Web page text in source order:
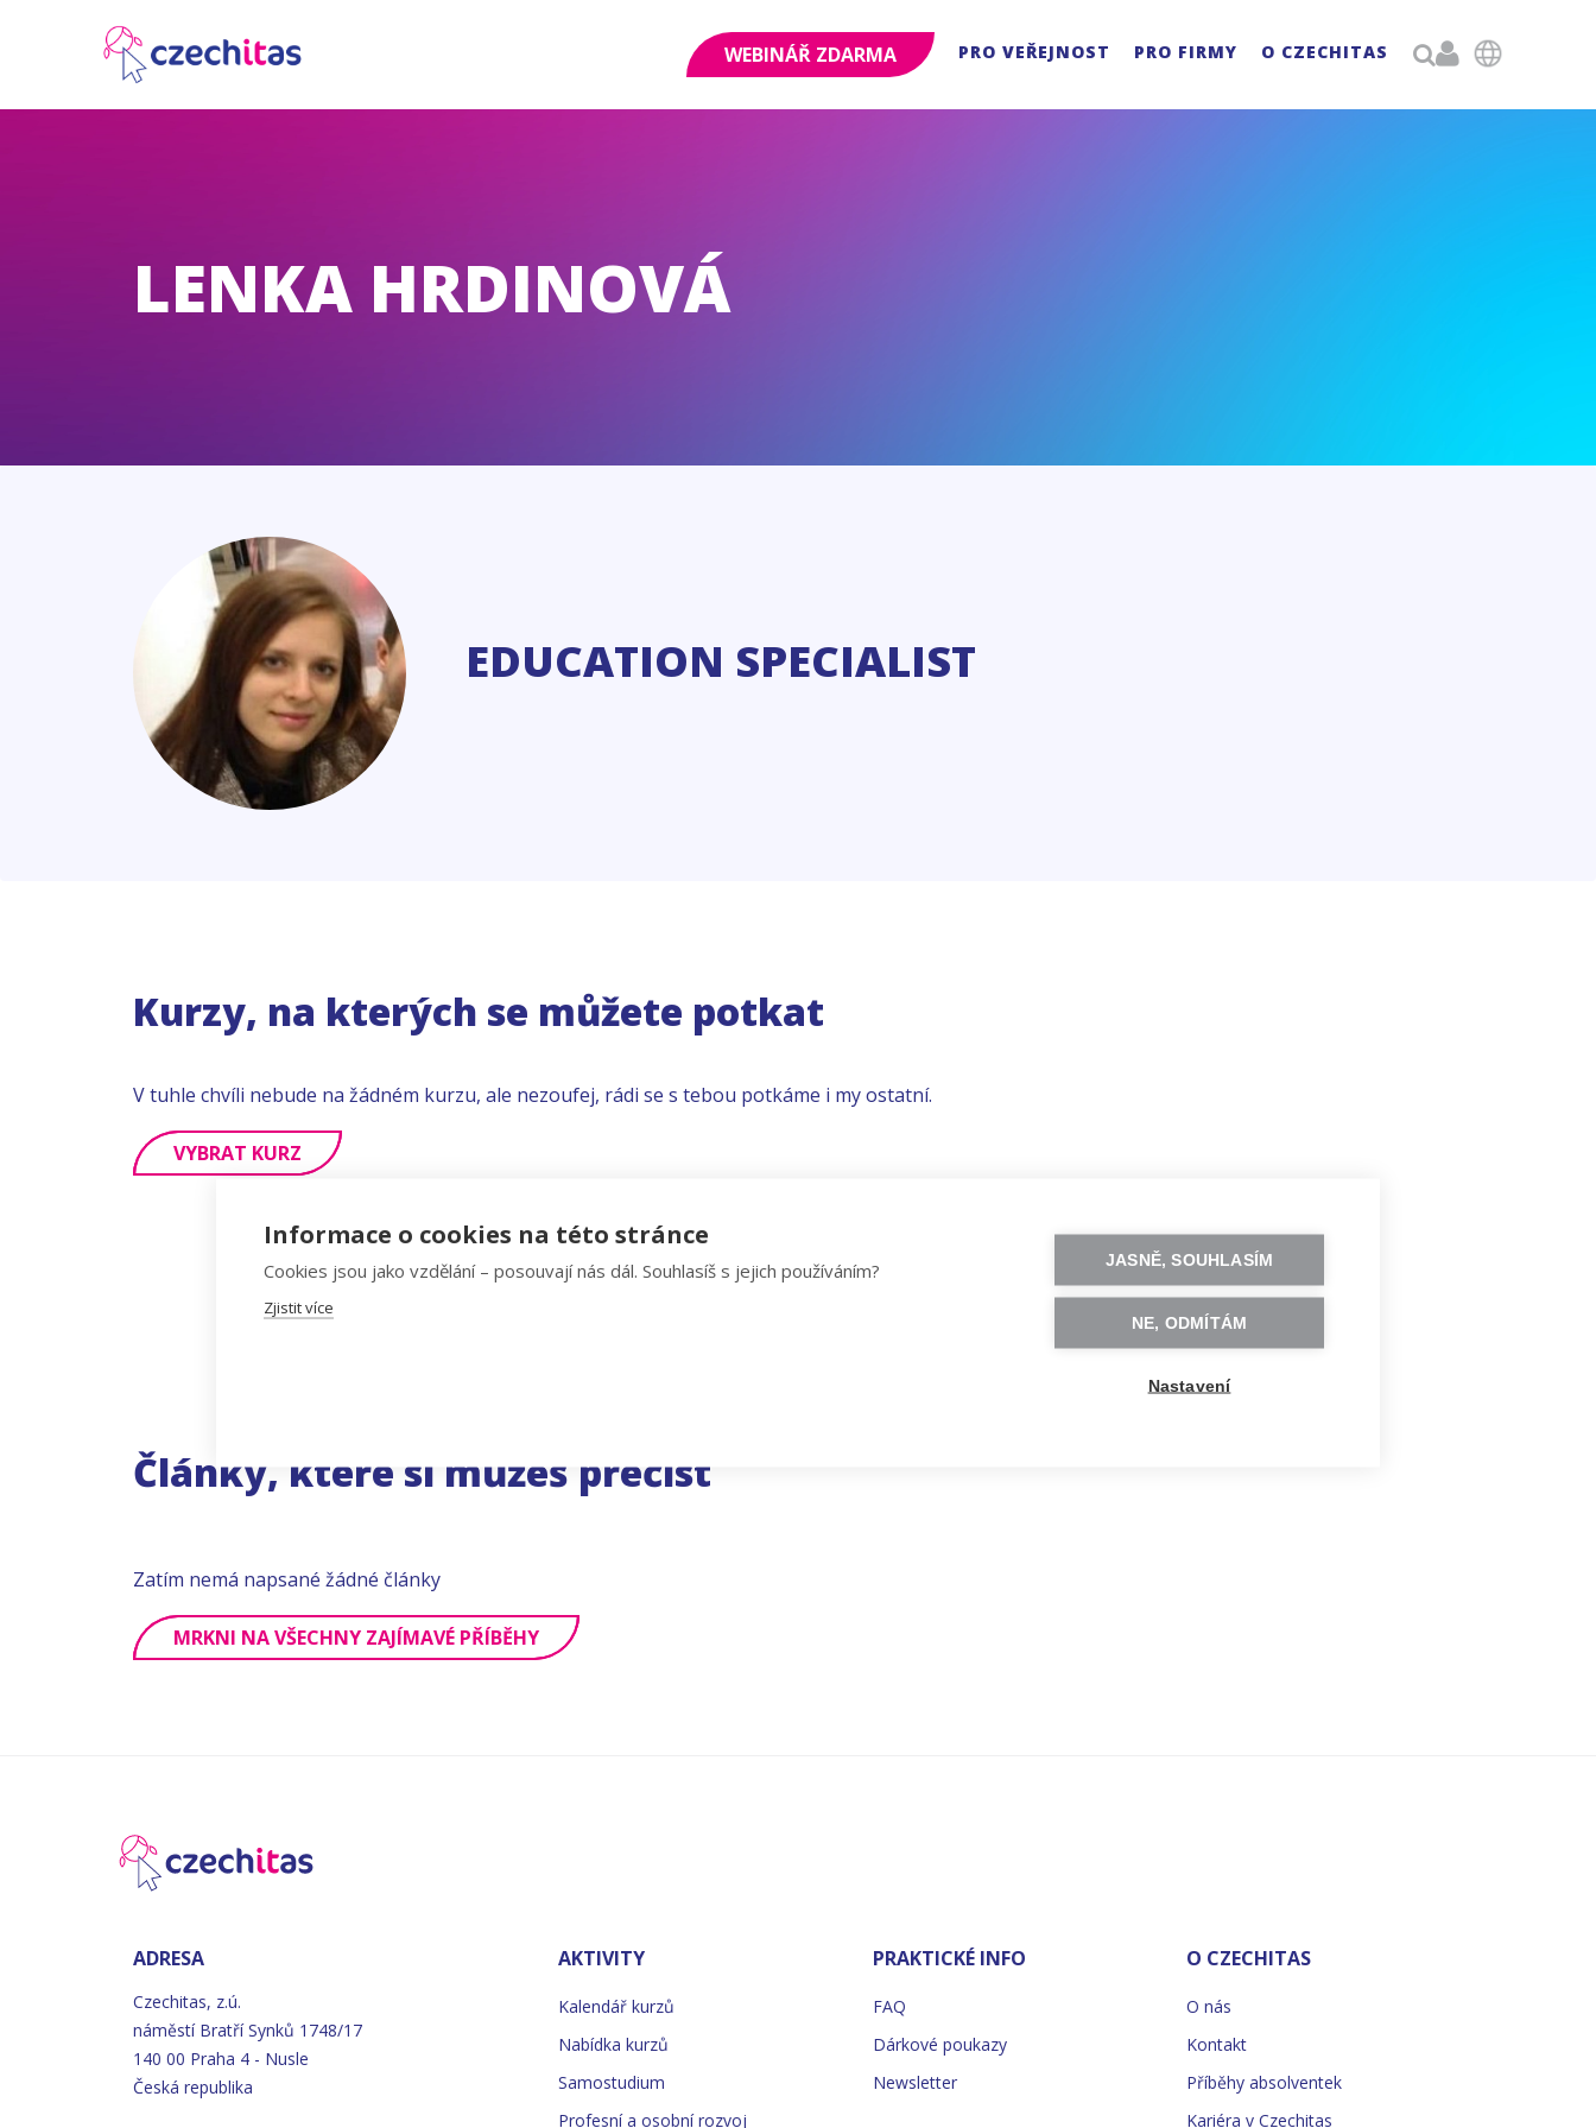
WEBINÁŘ ZDARMA PRO VEŘEJNOST PRO FIRMY O CZECHITAS 
LENKA HRDINOVÁ
EDUCATION SPECIALIST
Kurzy, na kterých se můžete potkat
V tuhle chvíli nebude na žádném kurzu, ale nezoufej, rádi se s tebou potkáme i my ostatní.
VYBRAT KURZ
Články, které si můžeš přečíst
Zatím nemá napsané žádné články
MRKNI NA VŠECHNY ZAJÍMAVÉ PŘÍBĚHY
ADRESA
Czechitas, z.ú.
náměstí Bratří Synků 1748/17
140 00 Praha 4 - Nusle
Česká republika
AKTIVITY
Kalendář kurzů
Nabídka kurzů
Samostudium
Profesní a osobní rozvoj
PRAKTICKÉ INFO
FAQ
Dárkové poukazy
Newsletter
O CZECHITAS
O nás
Kontakt
Příběhy absolventek
Kariéra v Czechitas
Informace o cookies na této stránce
Cookies jsou jako vzdělání – posouvají nás dál. Souhlasíš s jejich používáním?
Zjistit více
JASNĚ, SOUHLASÍM
NE, ODMÍTÁM
Nastavení